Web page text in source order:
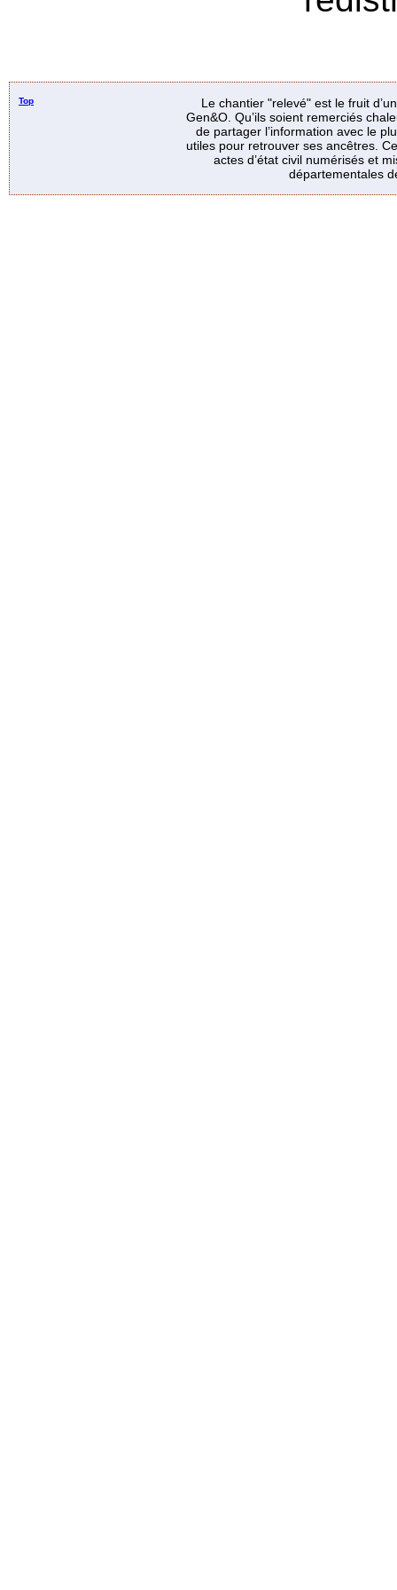
Top
Le chantier "relevé" est le fruit
Gen&O. Qu’ils soient remerciés
de partager l’information avec le
utiles pour retrouver ses ancêtres.
actes d’état civil numérisés et
départementales